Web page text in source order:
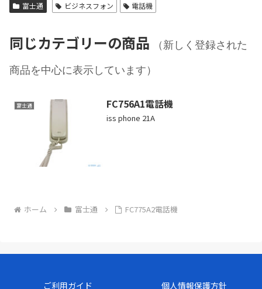
富士通 ビジネスフォン 電話機
同じカテゴリーの商品
（新しく登録された
商品を中心に表示しています）
富士通 FC756A1電話機
iss phone 21A
ホーム 富士通 FC775A2電話機
ご利用ガイド 個人情報保護方針